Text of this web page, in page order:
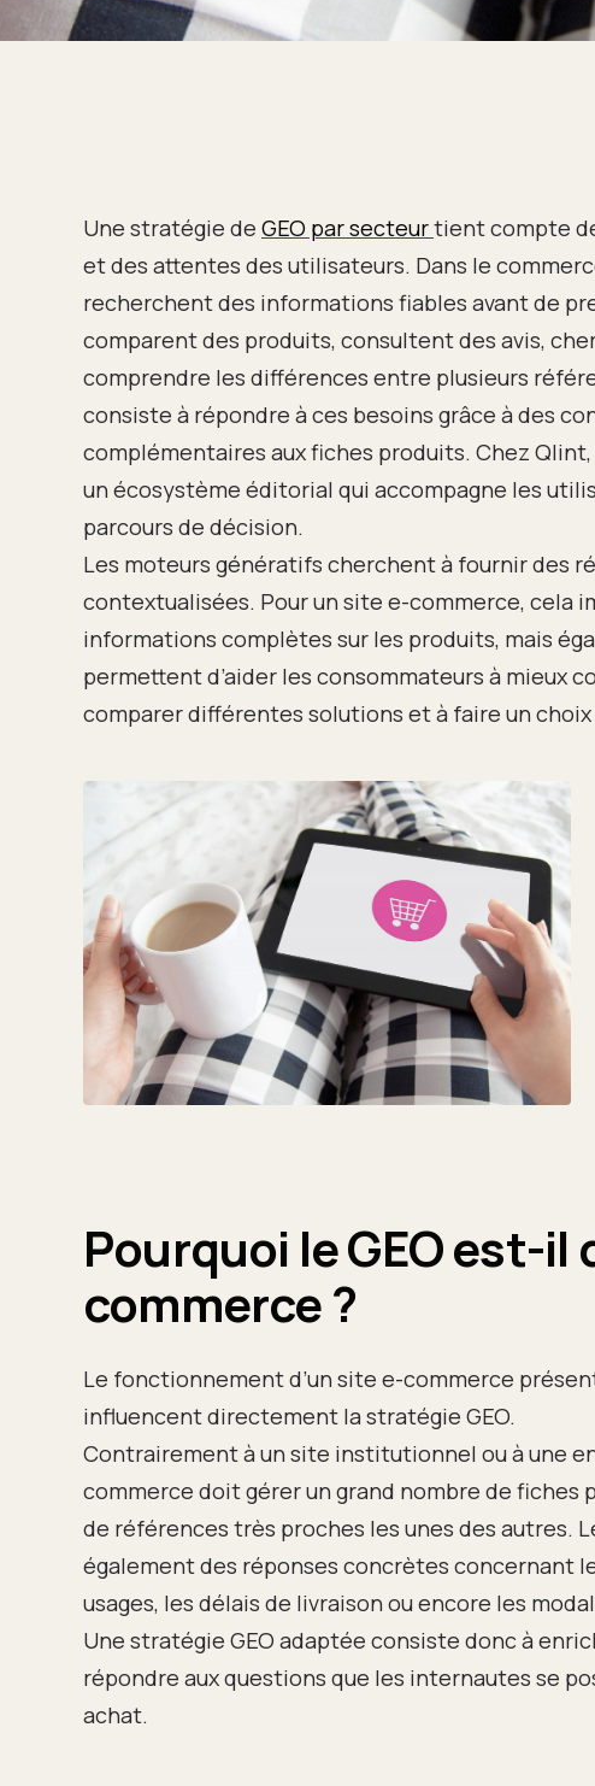
Une stratégie de GEO par secteurtient compte
et des attentes des utilisateurs. Dans le
recherchent des informations fiables avant de
comparent des produits, consultent des avis,
comprendre les différences entre plusieurs
consiste à répondre à ces besoins grâce à des
complémentaires aux fiches produits. Chez
un écosystème éditorial qui accompagne les
parcours de décision.
Les moteurs génératifs cherchent à fournir des
contextualisées. Pour un site e-commerce, cela
informations complètes sur les produits, mais
permettent d’aider les consommateurs à mieux
comparer différentes solutions et à faire un
Pourquoi le GEO est-
commerce ?
Le fonctionnement d’un site e-commerce
influencent directement la stratégie GEO.
Contrairement à un site institutionnel ou à une
commerce doit gérer un grand nombre de fiches
de références très proches les unes des autres.
également des réponses concrètes concernant
usages, les délais de livraison ou encore les
Une stratégie GEO adaptée consiste donc à
répondre aux questions que les internautes se
achat.